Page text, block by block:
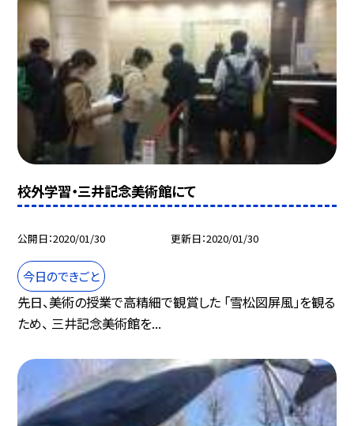
校外学習・三井記念美術館にて
公開日 2020/01/30 更新日 2020/01/30
今日のできごと
先日、美術の授業で高精細で観賞した 「雪松図屏風」を観る
ため、 三井記念美術館を...